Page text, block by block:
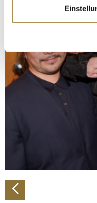
Informationen
erfassen, welche
bestimmten
Erfahren Sie mehr
verarbeitet werden,
Abschnitt Einzelheiten
Wir verwenden
personalisieren,
zu können und die
analysieren. Außerdem
Verwendung unserer
soziale Medien,
Partner führen diese